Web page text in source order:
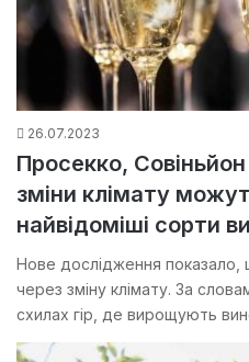
26.07.2023
Просекко,
зміни клімату
найвідоміші сорти
Нове дослідження
через зміну клімату. За
схилах гір, де вирощують